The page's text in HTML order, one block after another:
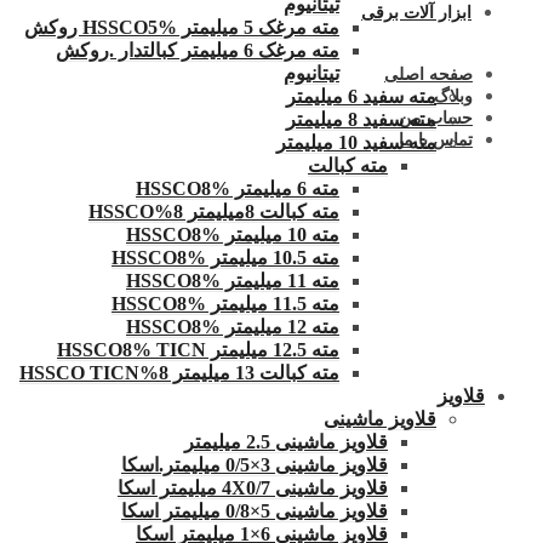
ابزار آلات برقی
صفحه اصلی
وبلاگ
حساب من
تماس با ما
تیتانیوم
مته مرغک 5 میلیمتر HSSCO5% روکش
مته مرغک 6 میلیمتر کبالتدار .روکش
تیتانیوم
مته سفید 6 میلیمتر
مته سفید 8 میلیمتر
مته سفید 10 میلیمتر
مته کبالت
مته 6 میلیمتر HSSCO8%
مته کبالت 8میلیمتر 8%HSSCO
مته 10 میلیمتر HSSCO8%
مته 10.5 میلیمتر HSSCO8%
مته 11 میلیمتر HSSCO8%
مته 11.5 میلیمتر HSSCO8%
مته 12 میلیمتر HSSCO8%
مته 12.5 میلیمتر HSSCO8% TICN
مته کبالت 13 میلیمتر 8%HSSCO TICN
قلاویز
قلاویز ماشینی
قلاویز ماشینی 2.5 میلیمتر
قلاویز ماشینی 3×0/5 میلیمتر.اسکا
قلاویز ماشینی 4X0/7 میلیمتر اسکا
قلاویز ماشینی 5×0/8 میلیمتر اسکا
قلاویز ماشینی 6×1 میلیمتر اسکا